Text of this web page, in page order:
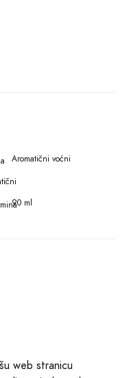
Aromatični voćni
90 ml
web stranicu